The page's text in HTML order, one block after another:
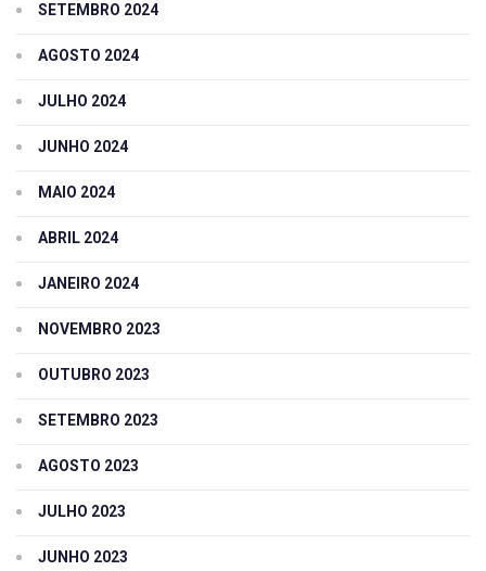
SETEMBRO 2024
AGOSTO 2024
JULHO 2024
JUNHO 2024
MAIO 2024
ABRIL 2024
JANEIRO 2024
NOVEMBRO 2023
OUTUBRO 2023
SETEMBRO 2023
AGOSTO 2023
JULHO 2023
JUNHO 2023